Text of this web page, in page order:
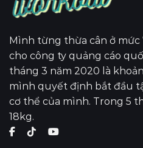
Mình từng thừa cân ở mức
cho công ty quảng cáo
tháng 3 năm 2020 là
mình quyết định bắt đầu
cơ thể của mình. Trong 5
18kg.